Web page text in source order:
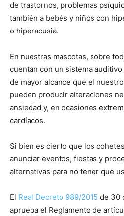
de trastornos, problemas
también a bebés y niños con
o hiperacusia.
En nuestras mascotas, sobre
cuentan con un sistema
de mayor alcance que el
pueden producir alteraciones
ansiedad y, en ocasiones
cardíacos.
Si bien es cierto que los
anunciar eventos, fiestas y
alternativas para no tener que
El Real Decreto 989/2015 de 30
aprueba el Reglamento de